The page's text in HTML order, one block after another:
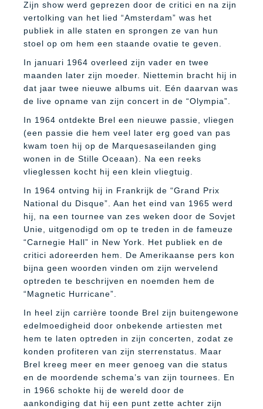
Zijn show werd geprezen door de critici en na zijn
vertolking van het lied “Amsterdam” was het
publiek in alle staten en sprongen ze van hun
stoel op om hem een staande ovatie te geven.
In januari 1964 overleed zijn vader en twee
maanden later zijn moeder. Niettemin bracht hij in
dat jaar twee nieuwe albums uit. Eén daarvan was
de live opname van zijn concert in de “Olympia”.
In 1964 ontdekte Brel een nieuwe passie, vliegen
(een passie die hem veel later erg goed van pas
kwam toen hij op de Marquesaseilanden ging
wonen in de Stille Oceaan). Na een reeks
vlieglessen kocht hij een klein vliegtuig.
In 1964 ontving hij in Frankrijk de “Grand Prix
National du Disque”. Aan het eind van 1965 werd
hij, na een tournee van zes weken door de Sovjet
Unie, uitgenodigd om op te treden in de fameuze
“Carnegie Hall” in New York. Het publiek en de
critici adoreerden hem. De Amerikaanse pers kon
bijna geen woorden vinden om zijn wervelend
optreden te beschrijven en noemden hem de
“Magnetic Hurricane”.
In heel zijn carrière toonde Brel zijn buitengewone
edelmoedigheid door onbekende artiesten met
hem te laten optreden in zijn concerten, zodat ze
konden profiteren van zijn sterrenstatus. Maar
Brel kreeg meer en meer genoeg van die status
en de moordende schema’s van zijn tournees. En
in 1966 schokte hij de wereld door de
aankondiging dat hij een punt zette achter zijn